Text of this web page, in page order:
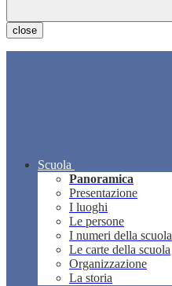
close
Scuola
Panoramica
Presentazione
I luoghi
Le persone
I numeri della scuola
Le carte della scuola
Organizzazione
La storia